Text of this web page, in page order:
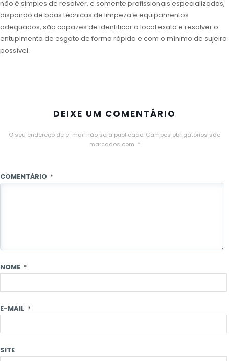
não é simples de resolver, e somente profissionais especializados,
dispondo de boas técnicas de limpeza e equipamentos
adequados, são capazes de identificar o local exato e resolver o
entupimento de esgoto de forma rápida e com o mínimo de sujeira
possível.
DEIXE UM COMENTÁRIO
O seu endereço de e-mail não será publicado. Campos obrigatórios são
marcados com *
COMENTÁRIO *
NOME *
E-MAIL *
SITE